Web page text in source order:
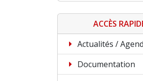
ACCÈS
Actualités /
Documentation